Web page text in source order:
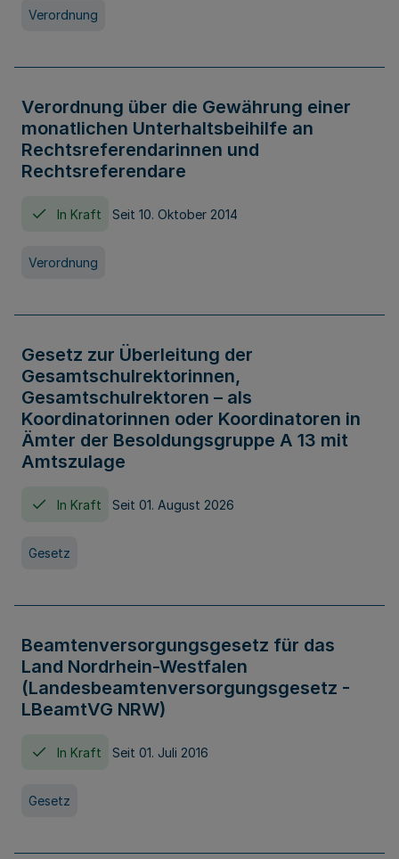
Verordnung
Verordnung über die Gewährung einer
monatlichen Unterhaltsbeihilfe an
Rechtsreferendarinnen und
Rechtsreferendare
In Kraft Seit 10. Oktober 2014
Verordnung
Gesetz zur Überleitung der
Gesamtschulrektorinnen,
Gesamtschulrektoren – als
Koordinatorinnen oder Koordinatoren in
Ämter der Besoldungsgruppe A 13 mit
Amtszulage
In Kraft Seit 01. August 2026
Gesetz
Beamtenversorgungsgesetz für das
Land Nordrhein-Westfalen
(Landesbeamtenversorgungsgesetz -
LBeamtVG NRW)
In Kraft Seit 01. Juli 2016
Gesetz